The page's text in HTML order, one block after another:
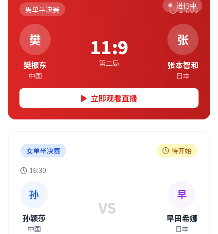
进行中
男单半决赛 14:00
樊
樊振东
中国
11:9
第二局
张
张本智和
日本
立即观看直播
女单半决赛
待开始
16:30
孙
孙颖莎
中国
VS
早
早田希娜
日本